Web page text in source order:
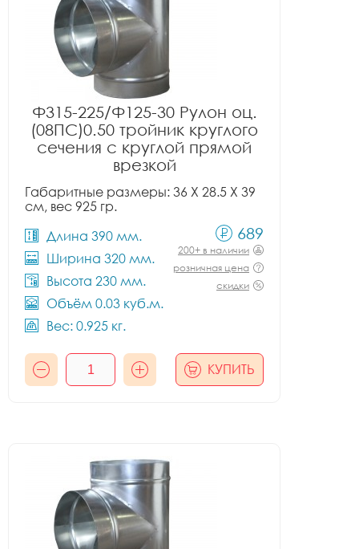
Ф315-225/Ф125-30 Рулон оц.
(08ПС)0.50 тройник круглого
сечения с круглой прямой
врезкой
Габаритные размеры: 36 X 28.5 X 39
см, вес 925 гр.
Длина 390 мм.
Ширина 320 мм.
Высота 230 мм.
Объём 0.03 куб.м.
Вес: 0.925 кг.
689
200+ в наличии
розничная цена
скидки
КУПИТЬ